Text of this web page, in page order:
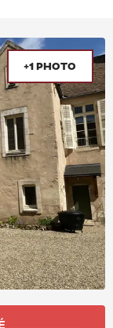
+1 PHOTO